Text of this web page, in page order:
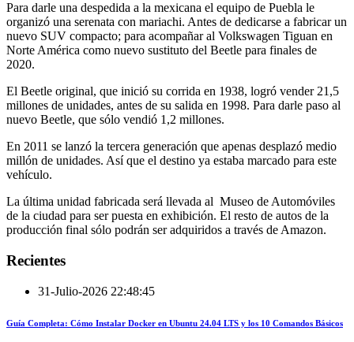
Para darle una despedida a la mexicana el equipo de Puebla le
organizó una serenata con mariachi. Antes de dedicarse a fabricar un
nuevo SUV compacto; para acompañar al Volkswagen Tiguan en
Norte América como nuevo sustituto del Beetle para finales de
2020.
El Beetle original, que inició su corrida en 1938, logró vender 21,5
millones de unidades, antes de su salida en 1998. Para darle paso al
nuevo Beetle, que sólo vendió 1,2 millones.
En 2011 se lanzó la tercera generación que apenas desplazó medio
millón de unidades. Así que el destino ya estaba marcado para este
vehículo.
La última unidad fabricada será llevada al Museo de Automóviles
de la ciudad para ser puesta en exhibición. El resto de autos de la
producción final sólo podrán ser adquiridos a través de Amazon.
Recientes
31-Julio-2026 22:48:45
Guía Completa: Cómo Instalar Docker en Ubuntu 24.04 LTS y los 10 Comandos Básicos